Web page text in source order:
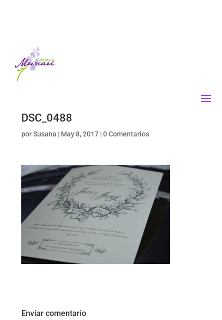
DSC_0488
porSusana | May 8, 2017|0 Comentarios
Enviar comentario